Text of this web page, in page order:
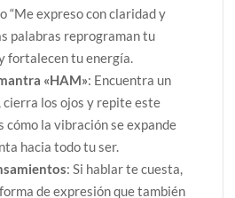
“Me expreso con claridad y
palabras reprograman tu
fortalecen tu energía.
«HAM»: Encuentra un
los ojos y repite este
cómo la vibración se expande
hacia todo tu ser.
: Si hablar te cuesta,
de expresión que también